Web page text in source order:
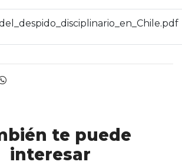
te puede
interesar